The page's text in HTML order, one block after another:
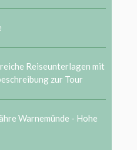
Reiseunterlagen mit
zur Tour
Warnemünde - Hohe